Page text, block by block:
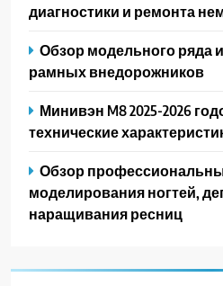
диагностики и ремонта
Обзор модельного ряда
рамных внедорожников
Минивэн M8 2025-2026
технические
Обзор
моделирования ногтей,
наращивания ресниц